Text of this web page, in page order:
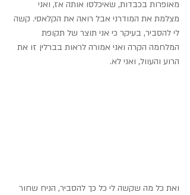
מאופרות בכבדות, שאיכלסו אותה אז, ואני
מצלמת את המודרני אבל רואה את הקלאסי. קשה
לי להסביר, בעיקר כי אני תוצר של תקופת
המלחמה הקרה ואני אמורה לראות בברלין זו את
הרוע והעוול, ואני לא.
ואת כל מה שקשה לי כל כך להסביר, הניח שחור